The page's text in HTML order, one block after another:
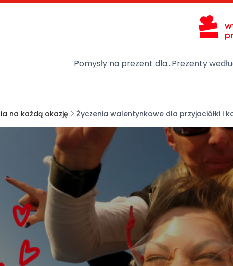
Pomysły na prezent dla…Prezenty
na każdą okazję Życzenia walentynkowe dla przyjaciółki i